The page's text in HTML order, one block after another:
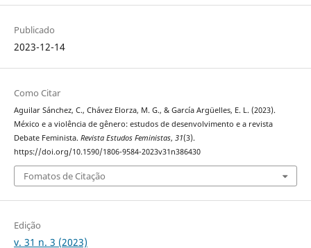
Publicado
2023-12-14
Como Citar
Aguilar Sánchez, C., Chávez Elorza, M. G., & García Argüelles, E. L. (2023).
México e a violência de gênero: estudos de desenvolvimento e a revista
Debate Feminista. Revista Estudos Feministas, 31(3).
https://doi.org/10.1590/1806-9584-2023v31n386430
Fomatos de Citação
Edição
v. 31 n. 3 (2023)